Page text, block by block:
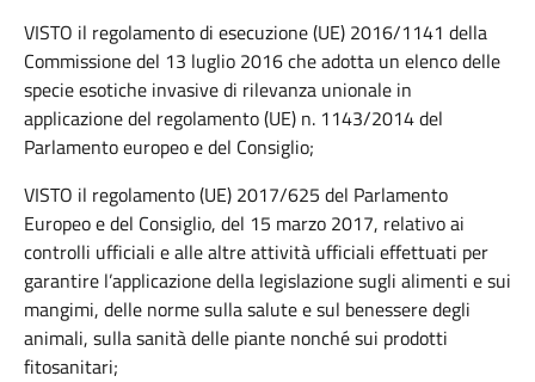
VISTO il regolamento di esecuzione (UE) 2016/1141 della
Commissione del 13 luglio 2016 che adotta un elenco delle
specie esotiche invasive di rilevanza unionale in
applicazione del regolamento (UE) n. 1143/2014 del
Parlamento europeo e del Consiglio;
VISTO il regolamento (UE) 2017/625 del Parlamento
Europeo e del Consiglio, del 15 marzo 2017, relativo ai
controlli ufficiali e alle altre attività ufficiali effettuati per
garantire l’applicazione della legislazione sugli alimenti e sui
mangimi, delle norme sulla salute e sul benessere degli
animali, sulla sanità delle piante nonché sui prodotti
fitosanitari;